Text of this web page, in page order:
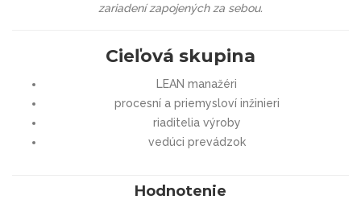
zariadení zapojených za sebou.
Cieľová skupina
LEAN manažéri
procesní a priemysloví inžinieri
riaditelia výroby
vedúci prevádzok
Hodnotenie